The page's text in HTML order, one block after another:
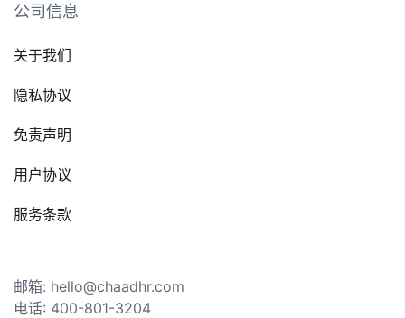
公司信息
关于我们
隐私协议
免责声明
用户协议
服务条款
邮箱: hello@chaadhr.com
电话: 400-801-3204